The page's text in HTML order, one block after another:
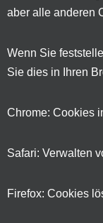
aber alle anderen
Wenn Sie
Sie dies in Ihren
Chrome: Cookies
Safari: Verwalten
Firefox: Cookies